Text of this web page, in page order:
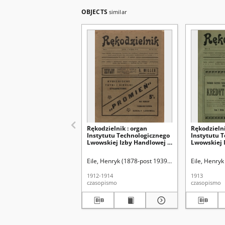
OBJECTS similar
Rękodzielnik : organ
Instytutu Technologicznego
Lwowskiej Izby Handlowej i
Przemysłowych (Izby
Rękodzielniczych) we
Lwowie. R. 1, z. 16/17 (1
września 1912)
Eile, Henryk (1878-post 1939). Red. Izba
1912-1914
czasopismo
Instytutu
Lwowskiej
Lwowie. R.
grudnia
Eile, Henryk
1913
czasopismo